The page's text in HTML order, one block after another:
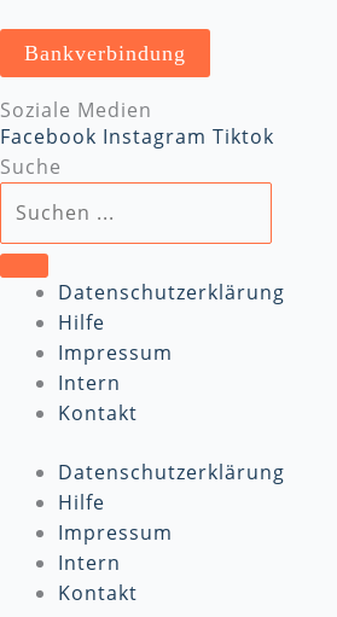
Bankverbindung
Soziale Medien
Facebook Instagram Tiktok
Suche
Datenschutzerklärung
Hilfe
Impressum
Intern
Kontakt
Datenschutzerklärung
Hilfe
Impressum
Intern
Kontakt